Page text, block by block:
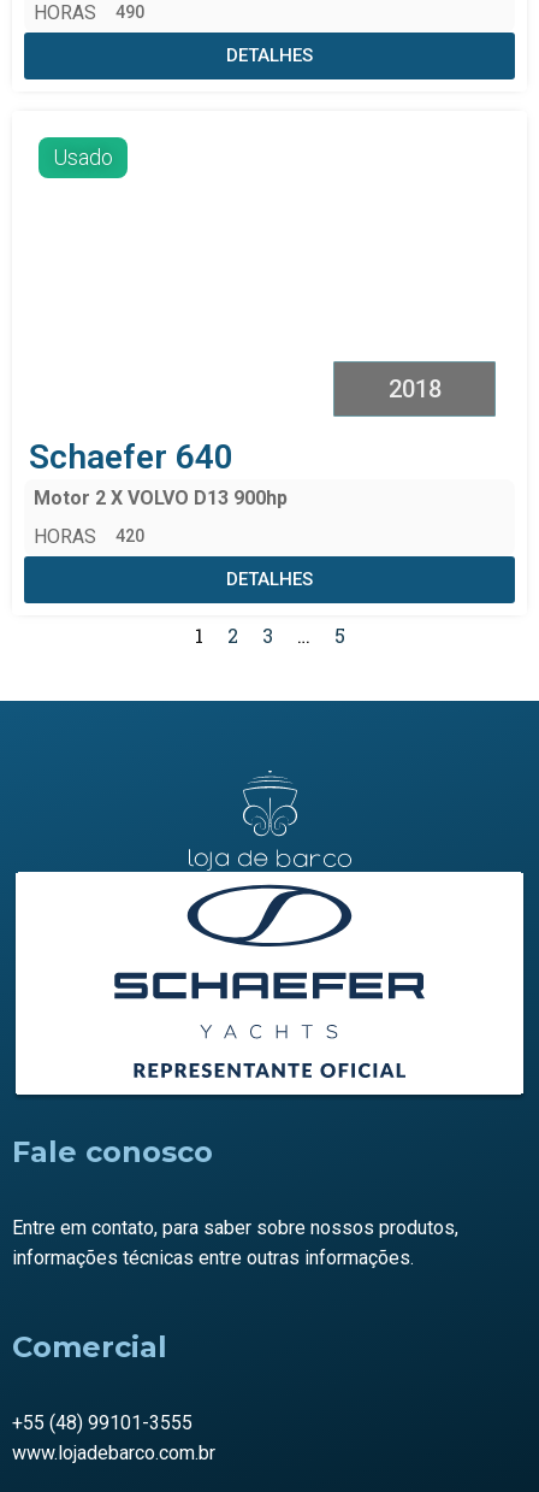
HORAS
490
DETALHES
2018
Usado
Schaefer 640
Motor 2 X VOLVO D13 900hp
HORAS
420
DETALHES
1 2 3 … 5
Fale conosco
Entre em contato, para saber sobre nossos produtos,
informações técnicas entre outras informações.
Comercial
+55 (48) 99101-3555
www.lojadebarco.com.br